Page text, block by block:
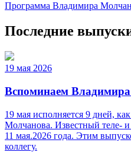
Программа Владимира
Последние
19 мая 2026
Вспоминаем
19 мая исполняется 9 дней,
Молчанова. Известный теле‑
11 мая.2026 года. Этим
коллегу.